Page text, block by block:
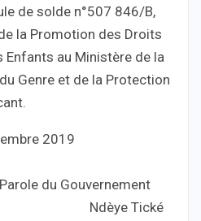
de solde n°507 846/B,
la Promotion des Droits
au Ministère de la
Genre et de la Protection
2019
du Gouvernement
Tické